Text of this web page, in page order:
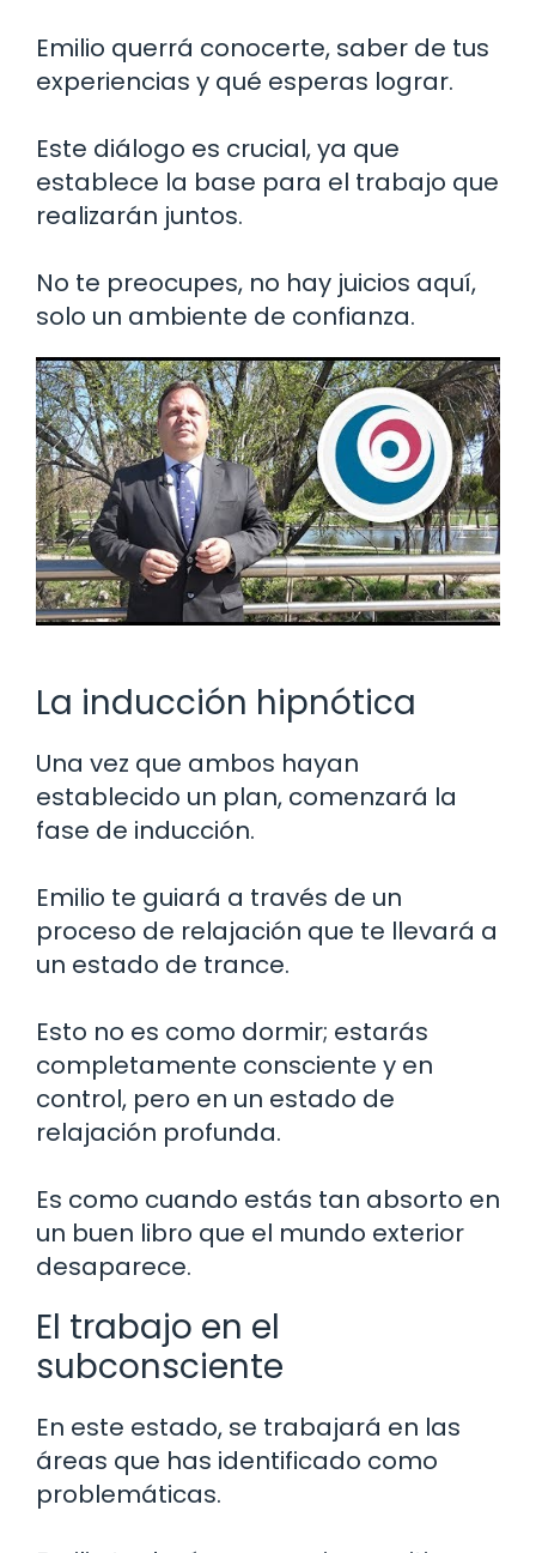
Emilio querrá conocerte, saber de tus
experiencias y qué esperas lograr.
Este diálogo es crucial, ya que
establece la base para el trabajo que
realizarán juntos.
No te preocupes, no hay juicios aquí,
solo un ambiente de confianza.
La inducción hipnótica
Una vez que ambos hayan
establecido un plan, comenzará la
fase de inducción.
Emilio te guiará a través de un
proceso de relajación que te llevará a
un estado de trance.
Esto no es como dormir; estarás
completamente consciente y en
control, pero en un estado de
relajación profunda.
Es como cuando estás tan absorto en
un buen libro que el mundo exterior
desaparece.
El trabajo en el
subconsciente
En este estado, se trabajará en las
áreas que has identificado como
problemáticas.